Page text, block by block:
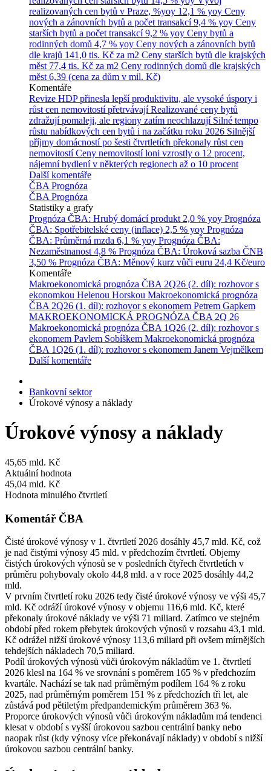
realizovaných cen bytů v Praze, %yoy 12,1 % yoy Ceny
nových a zánovních bytů a počet transakcí 9,4 % yoy Ceny
starších bytů a počet transakcí 9,2 % yoy Ceny bytů a
rodinných domů 4,7 % yoy Ceny nových a zánovních bytů
dle krajů 141,0 tis. Kč za m2 Ceny starších bytů dle krajských
měst 77,4 tis. Kč za m2 Ceny rodinných domů dle krajských
měst 6,39 (cena za dům v mil. Kč)
Komentáře
Revize HDP přinesla lepší produktivitu, ale vysoké úspory i
růst cen nemovitostí přetrvávají Realizované ceny bytů
zdražují pomaleji, ale regiony zatím neochlazují Silné tempo
růstu nabídkových cen bytů i na začátku roku 2026 Silnější
příjmy domácností po šesti čtvrtletích překonaly růst cen
nemovitostí Ceny nemovitostí loni vzrostly o 12 procent,
nájemní bydlení v některých regionech až o 10 procent
Další komentáře
ČBA Prognóza
ČBA Prognóza
Statistiky a grafy
Prognóza ČBA: Hrubý domácí produkt 2,0 % yoy Prognóza
ČBA: Spotřebitelské ceny (inflace) 2,5 % yoy Prognóza
ČBA: Průměrná mzda 6,1 % yoy Prognóza ČBA:
Nezaměstnanost 4,8 % Prognóza ČBA: Úroková sazba ČNB
3,50 % Prognóza ČBA: Měnový kurz vůči euru 24,4 Kč/euro
Komentáře
Makroekonomická prognóza ČBA 2Q26 (2. díl): rozhovor s
ekonomkou Helenou Horskou Makroekonomická prognóza
ČBA 2Q26 (1. díl): rozhovor s ekonomem Petrem Gapkem
MAKROEKONOMICKÁ PROGNÓZA ČBA 2Q 26
Makroekonomická prognóza ČBA 1Q26 (2. díl): rozhovor s
ekonomem Pavlem Sobíškem Makroekonomická prognóza
ČBA 1Q26 (1. díl): rozhovor s ekonomem Janem Vejmělkem
Další komentáře
Bankovní sektor
Úrokové výnosy a náklady
Úrokové výnosy a náklady
45,65 mld. Kč
Aktuální hodnota
45,04 mld. Kč
Hodnota minulého čtvrtletí
Komentář ČBA
Čisté úrokové výnosy v 1. čtvrtletí 2026 dosáhly 45,7 mld. Kč, což
je nad čistými výnosy 45 mld. v předchozím čtvrtletí. Objemy
čistých úrokových výnosů se v posledních čtyřech čtvrtletích v
průměru pohybovaly okolo 44,8 mld. a v roce 2025 dosáhly 44,2
mld.
V prvním čtvrtletí roku 2026 tedy čisté úrokové výnosy ve výši 45,7
mld. Kč odráží úrokové výnosy v objemu 116,6 mld. Kč, které
překonaly úrokové náklady ve výši 71 miliard. Zatímco ve stejném
období před rokem přebytek úrokových výnosů v rozsahu 43,1 mld.
Kč odrážel nižší úrokové výnosy 113,6 miliard při ovšem mírnějších
tehdejších nákladech 70,5 miliard.
Podíl úrokových výnosů vůči úrokovým nákladům ve 1. čtvrtletí
2026 klesl na 164 % ve srovnání s poměrem 165 % v předchozím
kvartále. Nachází se tak nad průměrným podílem 164 % z roku
2025, nad průměrným poměrem 151 % z předchozích tři let, ale
zůstává pod pětiletým předpandemickým průměrem 363 %.
Proporce úrokových výnosů vůči úrokovým nákladům má tendenci
klesat v období s vyšší úrokovou sazbou centrální banky nebo
naopak růst (kdy výnosy více překonávají náklady) v období s nižší
úrokovou sazbou centrální banky.